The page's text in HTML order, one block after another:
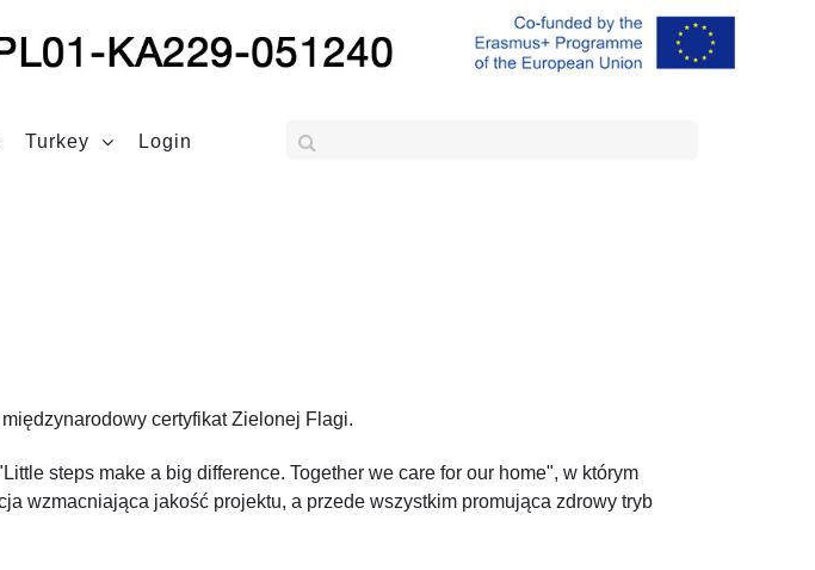
Turkey Login
certyfikat Zielonej Flagi.
steps make a big difference. Together we care for our home", w którym
wzmacniająca jakość projektu, a przede wszystkim promująca zdrowy tryb